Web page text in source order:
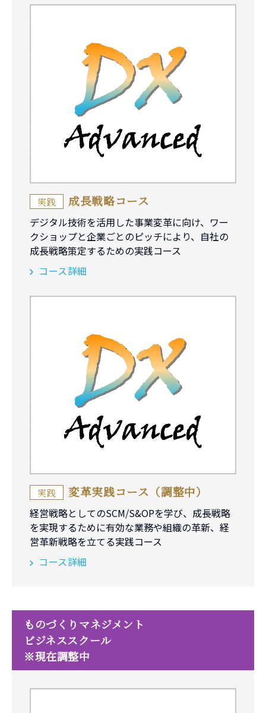
実践 成長戦略コース
デジタル技術を活用した事業変革に向け、ワー
クショップと企業ごとのピッチにより、自社の
成長戦略策定するための実践コース
コース詳細
実践 変革実践コース（調整中）
経営戦略としてのSCM/S&OPを学び、成長戦略
を実現するために有効な業務や組織の革新、経
営革新戦略を立てる実践コース
コース詳細
ものづくりマネジメント
ビジネススクール
※現在調整中